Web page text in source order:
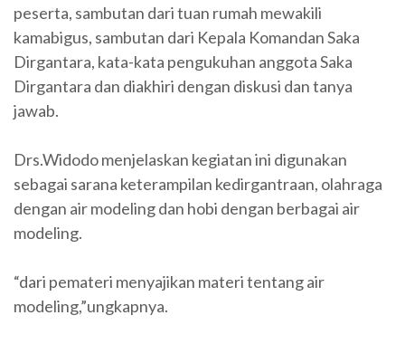
peserta, sambutan dari tuan rumah mewakili
kamabigus, sambutan dari Kepala Komandan Saka
Dirgantara, kata-kata pengukuhan anggota Saka
Dirgantara dan diakhiri dengan diskusi dan tanya
jawab.
Drs.Widodo menjelaskan kegiatan ini digunakan
sebagai sarana keterampilan kedirgantraan, olahraga
dengan air modeling dan hobi dengan berbagai air
modeling.
“dari pemateri menyajikan materi tentang air
modeling,”ungkapnya.